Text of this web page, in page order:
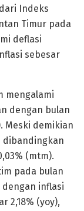
Indeks
Timur pada
deflasi
sebesar
mengalami
dengan bulan
Meski demikian
dibandingkan
(mtm).
pada bulan
inflasi
2,18% (yoy),